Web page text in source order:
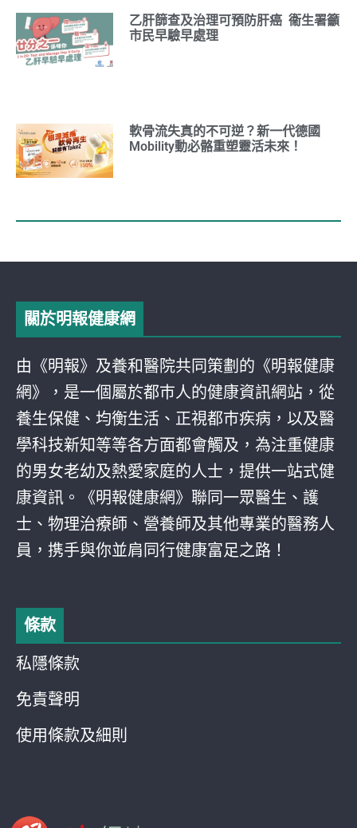
乙肝篩查及治理可預防肝癌 衞生署籲
市民早驗早處理
軟骨流失真的不可逆？新一代德國
Mobility動必骼重塑靈活未來！
關於明報健康網
由《明報》及養和醫院共同策劃的《明報健康
網》，是一個屬於都巿人的健康資訊網站，從
養生保健、均衡生活、正視都巿疾病，以及醫
學科技新知等等各方面都會觸及，為注重健康
的男女老幼及熱愛家庭的人士，提供一站式健
康資訊。《明報健康網》聯同一眾醫生、護
士、物理治療師、營養師及其他專業的醫務人
員，携手與你並肩同行健康富足之路！
條款
私隱條款
免責聲明
使用條款及細則